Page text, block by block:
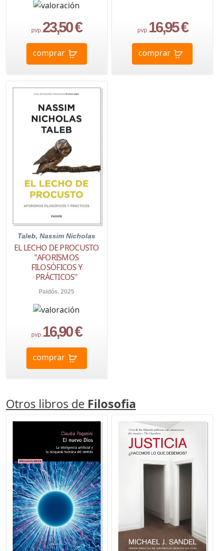
pvp.23,50 €
comprar
pvp.16,95 €
comprar
Taleb, Nassim Nicholas
EL LECHO DE PROCUSTO
"AFORISMOS
FILOSÓFICOS Y
PRÁCTICOS"
Paidós. 2025
pvp.16,90 €
comprar
Otros libros de Filosofia